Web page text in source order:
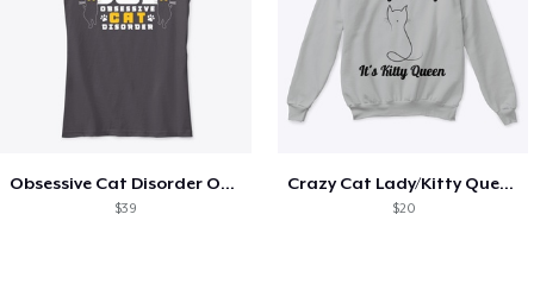
Obsessive Cat Disorder OCD Kittens Lover
$39
Crazy Cat Lady/Kitty Queen
$20